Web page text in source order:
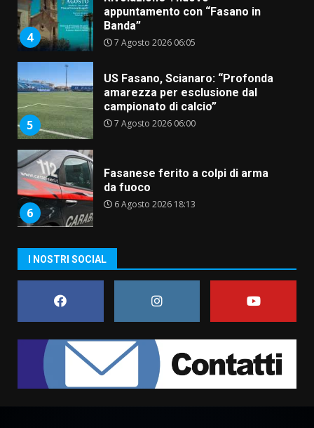
5
US Fasano, Scianaro: “Profonda
amarezza per esclusione dal
campionato di calcio”
6
Fasanese ferito a colpi di arma
da fuoco
Carta d’identità: continua il piano
di aperture straordinarie del
La Banda Città di Fasano apre
ufficialmente la Festa di
Savelletri
Savelletri in festa, domani sera
grande spettacolo con Uccio De
I NOSTRI SOCIAL